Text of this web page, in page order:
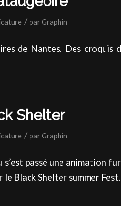
/ parGraphin
de Nantes. Des croquis
Shelter
/ parGraphin
passé une animation
le Black Shelter summer Fest.